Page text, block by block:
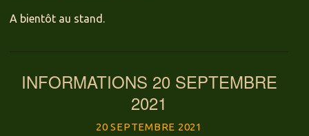
A bientôt au stand.
INFORMATIONS 20 SEPTEMBRE
2021
20 SEPTEMBRE 2021